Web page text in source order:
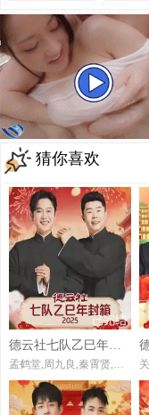
20240220
20240228
20240312
20240320
20240328
20240409
20240417
20240425
20240507
20240515
20240523
20240606
20240618
20240626
20240704
20240716
20240724
20240801
20240813
20240821
20240829
20240910
20230801
20230809
20230817
20230912
20230921
20231010
20231018
20231026
20231108
20231121
20231130
猜你喜欢
已完结
德云社七队乙巳年封箱2025
孟鹤堂,周九良,秦霄贤,何九华